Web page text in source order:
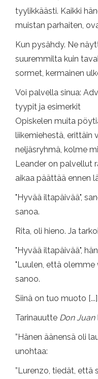
tyylikkäästi. Kaikki
muistan parhaiten,
Kun pysähdy. Ne
suuremmilta kuin
sormet, kermainen
Voi palvella sinua:
tyypit ja esimerkit
Opiskelen muita
liikemiehestä, erittäin
neljäsryhmä, kolme
Leander on palvellut
aikaa päättää ennen
"Hyvää iltapäivää",
sanoa.
Rita, oli hieno. Ja
"Hyvää iltapäivää",
"Luulen, että olemme
sanoo.
Siinä on tuo muoto [...]
Tarinauutte Don Juan
”Hänen äänensä oli
unohtaa:
”Lurenzo, tiedät, että